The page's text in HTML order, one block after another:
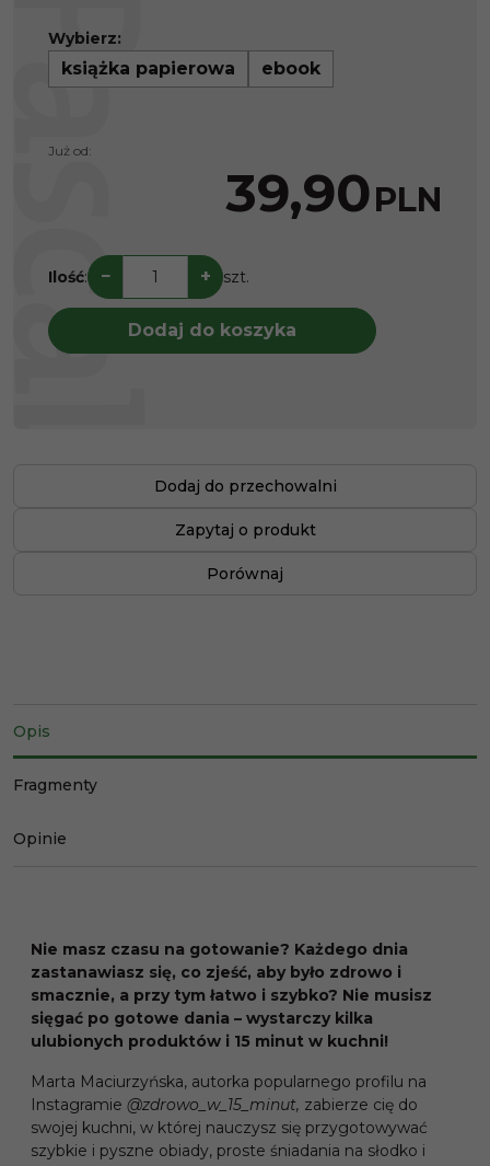
Wybierz:
książka papierowa ebook
Już od:
39,90PLN
Ilość: − + szt.
Dodaj do koszyka
Dodaj do przechowalni
Zapytaj o produkt
Porównaj
Opis
Fragmenty
Opinie
Nie masz czasu na gotowanie? Każdego dnia
zastanawiasz się, co zjeść, aby było zdrowo i
smacznie, a przy tym łatwo i szybko? Nie musisz
sięgać po gotowe dania – wystarczy kilka
ulubionych produktów i 15 minut w kuchni!
Marta Maciurzyńska, autorka popularnego profilu na
Instagramie @zdrowo_w_15_minut, zabierze cię do
swojej kuchni, w której nauczysz się przygotowywać
szybkie i pyszne obiady, proste śniadania na słodko i